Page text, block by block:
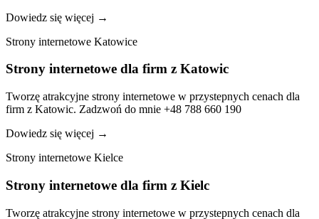
Dowiedz się więcej →
Strony internetowe Katowice
Strony internetowe dla firm z Katowic
Tworzę atrakcyjne strony internetowe w przystepnych cenach dla
firm z Katowic. Zadzwoń do mnie +48 788 660 190
Dowiedz się więcej →
Strony internetowe Kielce
Strony internetowe dla firm z Kielc
Tworzę atrakcyjne strony internetowe w przystepnych cenach dla